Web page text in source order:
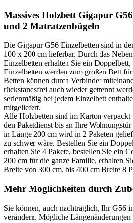
Massives Holzbett Gigapur
und 2 Matratzenbügeln
Die Gigapur G56 Einzelbetten sind in
100 x 200 cm lieferbar. Durch das
Einzelbetten erhalten Sie ein Doppelbett,
Einzelbetten werden zum großen Bett
Betten können durch Verbinder
rückstandsfrei auch wieder getrennt
serienmäßig bei jedem Einzelbett
mitgeliefert.
Alle Holzbetten sind im Karton verpackt
den Paketdienst bis an Ihre
in Länge 200 cm wird in 2 Paketen
zu schwer wäre. Bestellen Sie ein
erhalten Sie 4 Pakete, bestellen Sie ein
200 cm für die ganze Familie, erhalten
Breite von 300 cm, bis 400 cm Breite 8
Mehr Möglichkeiten durch
Sie können, auch nachträglich, Ihr G56
verändern. Mögliche